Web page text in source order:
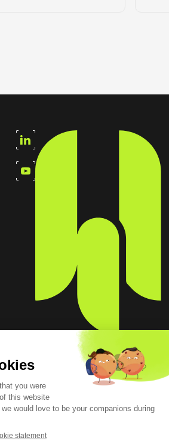
Newsroom – Espace
Partenariats écoles
Paris
Leader in Workspace